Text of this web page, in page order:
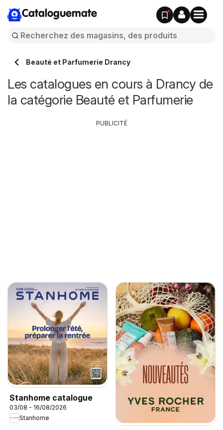
Cataloguemate
Beauté et Parfumerie Drancy
Les catalogues en cours à Drancy de
la catégorie Beauté et Parfumerie
Stanhome catalogue
03/08 - 16/08/2026
Stanhome
PUBLICITÉ